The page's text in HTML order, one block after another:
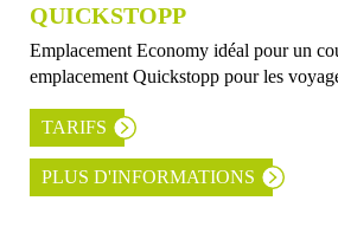
QUICKSTOPP
Emplacement Economy idéal pour un
emplacement Quickstopp pour les
TARIFS
PLUS D'INFORMATIONS